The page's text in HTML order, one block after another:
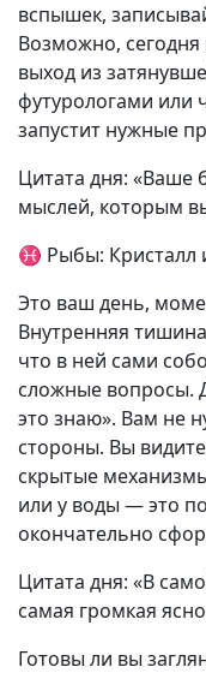
вспышек,
Возможно,
выход из
футурологами или
запустит нужные
Цитата дня: «Ваше
мыслей, которым
♓ Рыбы: Кристалл
Это ваш день,
Внутренняя
что в ней сами
сложные вопросы.
это знаю». Вам не
стороны. Вы
скрытые
или у воды — это
окончательно
Цитата дня: «В
самая громкая
Готовы ли вы